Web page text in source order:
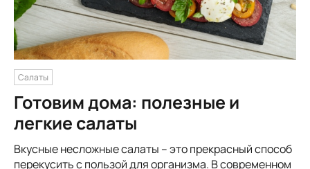
Салаты
Готовим дома: полезные и
легкие салаты
Вкусные несложные салаты – это прекрасный способ
перекусить с пользой для организма. В современном